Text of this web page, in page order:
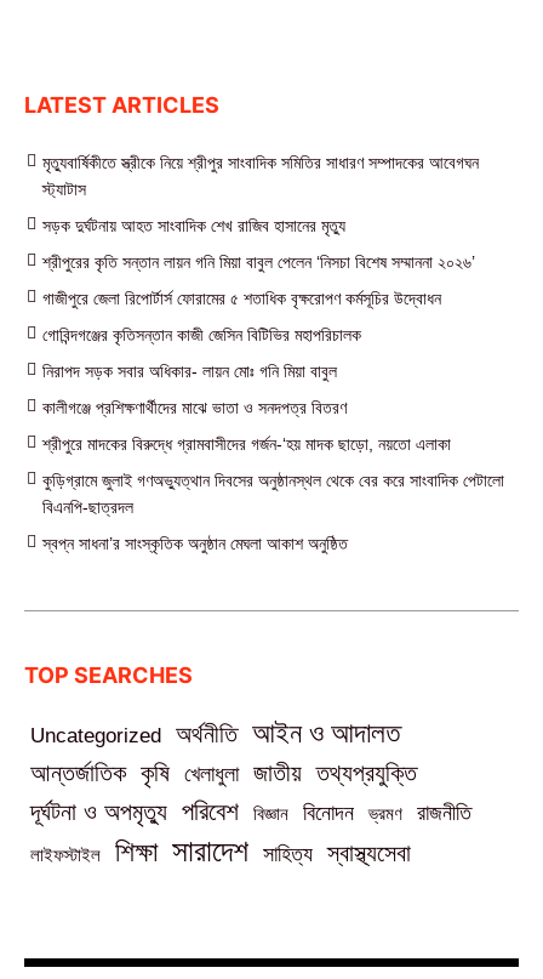
LATEST ARTICLES
মৃত্যুবার্ষিকীতে স্ত্রীকে নিয়ে শ্রীপুর সাংবাদিক সমিতির সাধারণ সম্পাদকের আবেগঘন
স্ট্যাটাস
সড়ক দুর্ঘটনায় আহত সাংবাদিক শেখ রাজিব হাসানের মৃত্যু
শ্রীপুরের কৃতি সন্তান লায়ন গনি মিয়া বাবুল পেলেন ‘নিসচা বিশেষ সম্মাননা ২০২৬’
গাজীপুরে জেলা রিপোর্টার্স ফোরামের ৫ শতাধিক বৃক্ষরোপণ কর্মসূচির উদ্বোধন
গোবিন্দগঞ্জের কৃতিসন্তান কাজী জেসিন বিটিভির মহাপরিচালক
নিরাপদ সড়ক সবার অধিকার- লায়ন মোঃ গনি মিয়া বাবুল
কালীগঞ্জে প্রশিক্ষণার্থীদের মাঝে ভাতা ও সনদপত্র বিতরণ
শ্রীপুরে মাদকের বিরুদ্ধে গ্রামবাসীদের গর্জন-‘হয় মাদক ছাড়ো, নয়তো এলাকা
কুড়িগ্রামে জুলাই গণঅভ্যুত্থান দিবসের অনুষ্ঠানস্থল থেকে বের করে সাংবাদিক পেটালো
বিএনপি-ছাত্রদল
স্বপ্ন সাধনা’র সাংস্কৃতিক অনুষ্ঠান মেঘলা আকাশ অনুষ্ঠিত
TOP SEARCHES
Uncategorized অর্থনীতি আইন ও আদালত
আন্তর্জাতিক কৃষি খেলাধুলা জাতীয় তথ্যপ্রযুক্তি
দূর্ঘটনা ও অপমৃত্যু পরিবেশ বিজ্ঞান বিনোদন ভ্রমণ রাজনীতি
লাইফস্টাইল শিক্ষা সারাদেশ সাহিত্য স্বাস্থ্যসেবা